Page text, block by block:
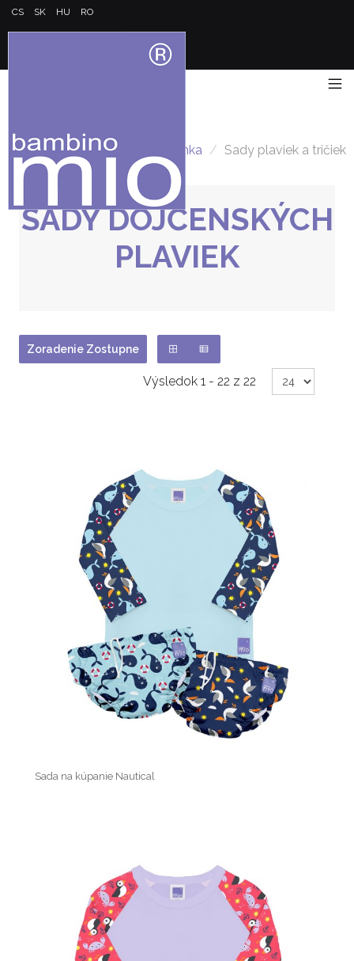
CS SK HU RO
Hlavná stránka / Sady plaviek a tričiek
SADY DOJČENSKÝCH
PLAVIEK
Zoradenie Zostupne
Výsledok 1 - 22 z 22
Sada na kúpanie Nautical